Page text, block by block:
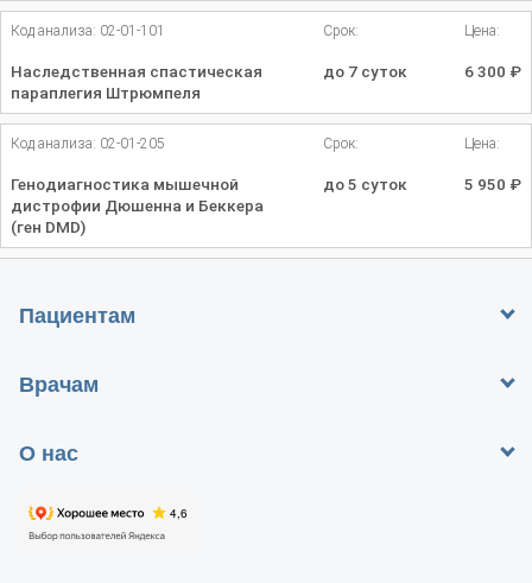
Код анализа: 02-01-101
Наследственная спастическая
параплегия Штрюмпеля
Срок:
до 7 суток
Цена:
6 300 ₽
Код анализа: 02-01-205
Генодиагностика мышечной
дистрофии Дюшенна и Беккера
(ген DMD)
Срок:
до 5 суток
Цена:
5 950 ₽
Пациентам
Врачам
О нас